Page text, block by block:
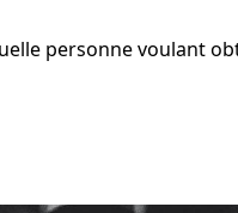
personne voulant